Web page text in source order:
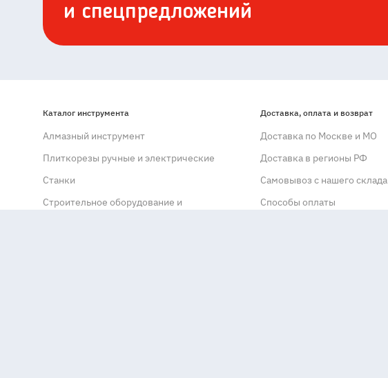
и спецпредложений
Каталог инструмента
Алмазный инструмент
Плиткорезы ручные и электрические
Станки
Строительное оборудование и
Доставка, оплата и возврат
Доставка по Москве и МО
Доставка в регионы РФ
Самовывоз с нашего склада
Способы оплаты